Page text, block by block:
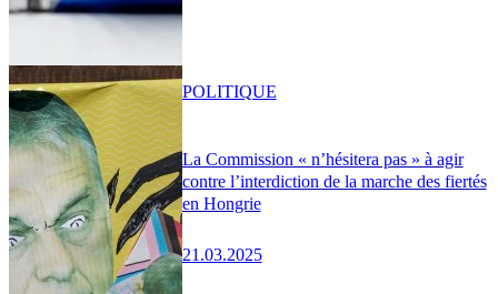
La Commission « n’hésitera pas » à agir
contre l’interdiction de la marche des fiertés
en Hongrie
21.03.2025
POLITIQUE